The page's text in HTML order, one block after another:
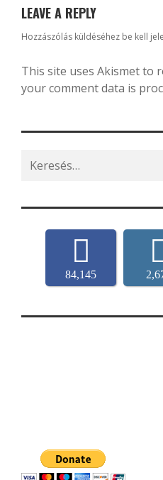
LEAVE A REPLY
Hozzászólás küldéséhez be kell
This site uses Akismet to
your comment data is
Search
for:
84,145